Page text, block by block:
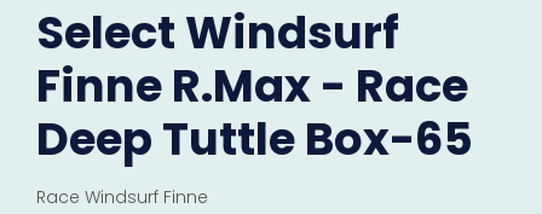
Select Windsurf
Finne R.Max - Race
Deep Tuttle Box-65
Race Windsurf Finne